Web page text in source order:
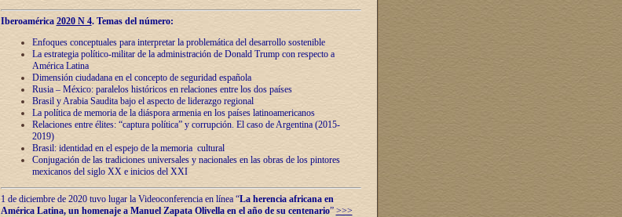
Iberoamérica 2020 N 4. Temas del número:
Enfoques conceptuales para interpretar la problemática del desarrollo sostenible
La estrategia político-militar de la administración de Donald Trump con respecto a
América Latina
Dimensión ciudadana en el concepto de seguridad española
Rusia – México: paralelos históricos en relaciones entre los dos países
Brasil y Arabia Saudita bajo el aspecto de liderazgo regional
La política de memoria de la diáspora armenia en los países latinoamericanos
Relaciones entre élites: “captura política” y corrupción. El caso de Argentina (2015-
2019)
Brasil: identidad en el espejo de la memoria cultural
Conjugación de las tradiciones universales y nacionales en las obras de los pintores
mexicanos del siglo XX e inicios del XXI
1 de diciembre de 2020 tuvo lugar la Videoconferencia en línea “La herencia africana en
América Latina, un homenaje a Manuel Zapata Olivella en el año de su centenario” >>>